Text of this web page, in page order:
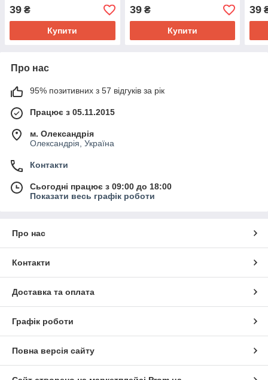
39 ₴
Купити
39₴
Купити
39
Про нас
95% позитивних з 57 відгуків за рік
Працює з 05.11.2015
м. Олександрія
Олександрія, Україна
Контакти
Сьогодні працює з 09:00 до 18:00
Показати весь графік роботи
Про нас
Контакти
Доставка та оплата
Графік роботи
Повна версія сайту